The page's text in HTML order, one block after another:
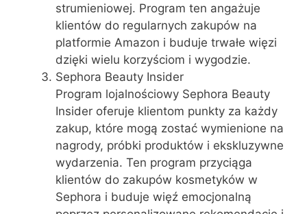
strumieniowej. Program ten angażuje
klientów do regularnych zakupów na
platformie Amazon i buduje trwałe więzi
dzięki wielu korzyściom i wygodzie.
Sephora Beauty Insider
Program lojalnościowy Sephora Beauty
Insider oferuje klientom punkty za każdy
zakup, które mogą zostać wymienione na
nagrody, próbki produktów i ekskluzywne
wydarzenia. Ten program przyciąga
klientów do zakupów kosmetyków w
Sephora i buduje więź emocjonalną